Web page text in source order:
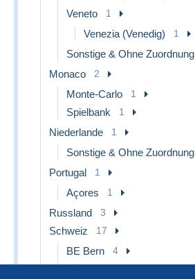
Veneto 1
Venezia (Venedig) 1
Sonstige & Ohne Zuordnung
Monaco 2
Monte-Carlo 1
Spielbank 1
Niederlande 1
Sonstige & Ohne Zuordnung
Portugal 1
Açores 1
Russland 3
Schweiz 17
BE Bern 4